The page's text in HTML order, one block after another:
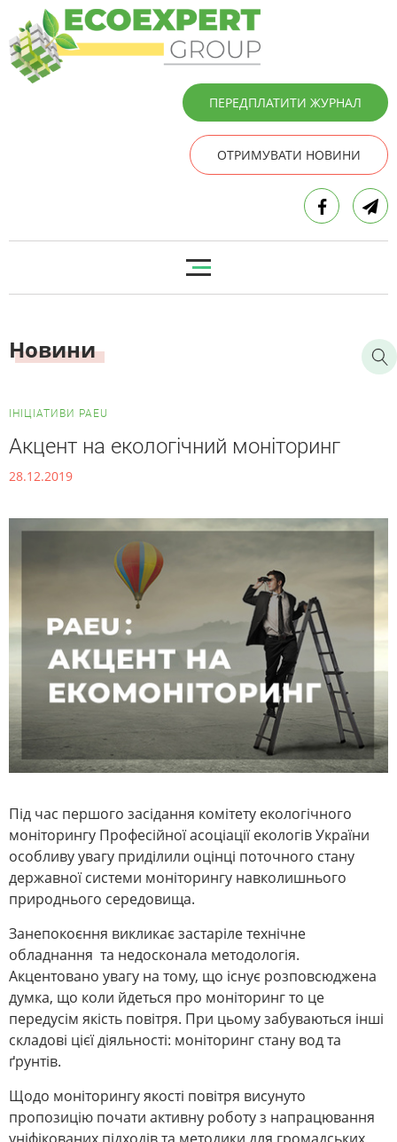
ПЕРЕДПЛАТИТИ ЖУРНАЛ
ОТРИМУВАТИ НОВИНИ
Новини
ІНІЦІАТИВИ PAEU
Акцент на екологічний моніторинг
28.12.2019
Під час першого засідання комітету екологічного
моніторингу Професійної асоціації екологів України
особливу увагу приділили оцінці поточного стану
державної системи моніторингу навколишнього
природнього середовища.
Занепокоєння викликає застаріле технічне
обладнання та недосконала методологія.
Акцентовано увагу на тому, що існує розповсюджена
думка, що коли йдеться про моніторинг то це
передусім якість повітря. При цьому забуваються інші
складові цієї діяльності: моніторинг стану вод та
ґрунтів.
Щодо моніторингу якості повітря висунуто
пропозицію почати активну роботу з напрацювання